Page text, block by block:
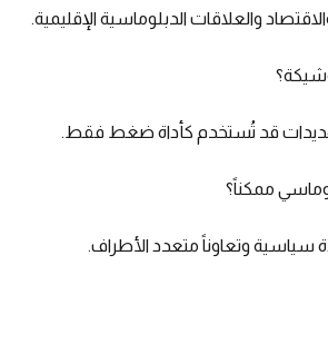
والعلاقات الدبلوماسية الإقليمية.
قد تُستخدم كأداة ضغط فقط.
ممكناً؟
سياسية وتعاوناً متعدد الأطراف.